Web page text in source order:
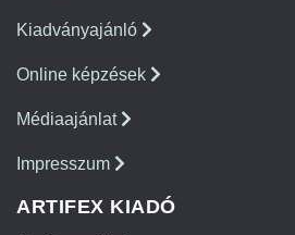
Kiadványajánló
Online képzések
Médiaajánlat
Impresszum
ARTIFEX KIADÓ